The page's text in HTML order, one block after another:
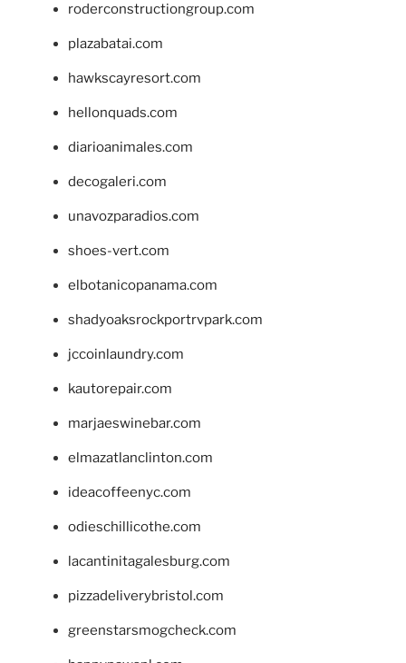
roderconstructiongroup.com
plazabatai.com
hawkscayresort.com
hellonquads.com
diarioanimales.com
decogaleri.com
unavozparadios.com
shoes-vert.com
elbotanicopanama.com
shadyoaksrockportrvpark.com
jccoinlaundry.com
kautorepair.com
marjaeswinebar.com
elmazatlanclinton.com
ideacoffeenyc.com
odieschillicothe.com
lacantinitagalesburg.com
pizzadeliverybristol.com
greenstarsmogcheck.com